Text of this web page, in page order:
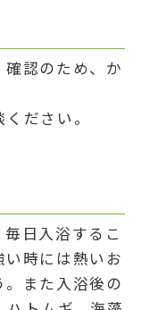
認のため、か
ださい。
日入浴するこ
時には熱いお
また入浴後の